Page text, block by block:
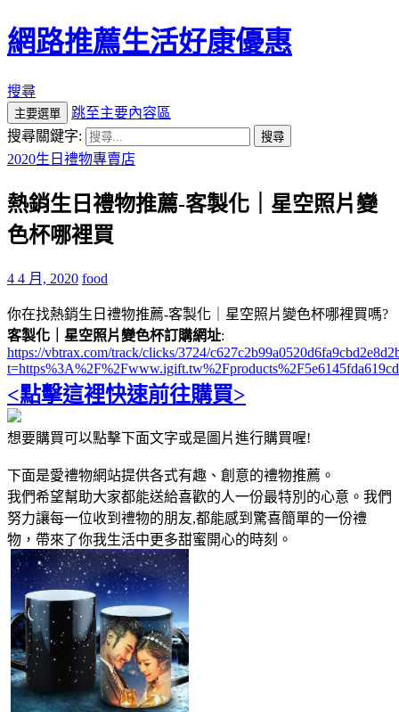
網路推薦生活好康優惠
搜尋
主要選單
跳至主要內容區
搜尋關鍵字:
2020生日禮物專賣店
熱銷生日禮物推薦-客製化｜星空照片變
色杯哪裡買
4 4 月, 2020 food
你在找熱銷生日禮物推薦-客製化｜星空照片變色杯哪裡買嗎?
客製化｜星空照片變色杯訂購網址:
https://vbtrax.com/track/clicks/3724/
<點擊這裡快速前往購買>
想要購買可以點擊下面文字或是圖片進行購買喔!
下面是愛禮物網站提供各式有趣、創意的禮物推薦。
我們希望幫助大家都能送給喜歡的人一份最特別的心意。我們
努力讓每一位收到禮物的朋友,都能感到驚喜簡單的一份禮
物，帶來了你我生活中更多甜蜜開心的時刻。